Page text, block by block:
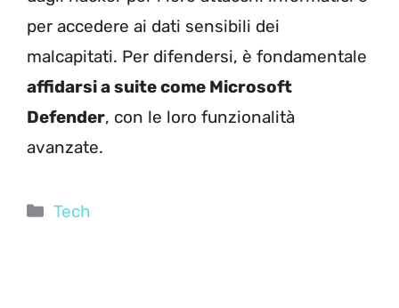
per accedere ai dati sensibili dei
malcapitati. Per difendersi, è fondamentale
affidarsi a suite come Microsoft
Defender, con le loro funzionalità
avanzate.
Categorie
Tech